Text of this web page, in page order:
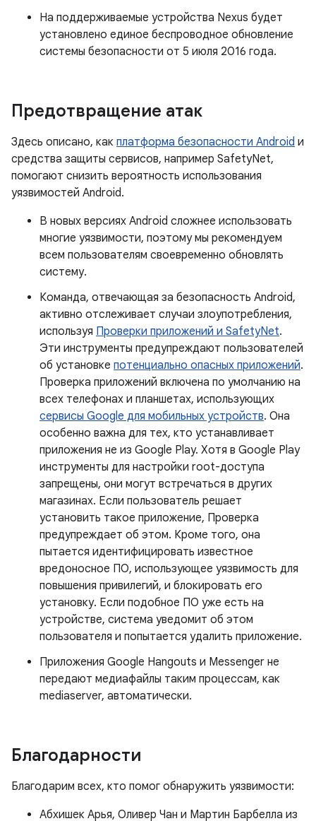
На поддерживаемые устройства Nexus будет
установлено единое беспроводное обновление
системы безопасности от 5 июля 2016 года.
Предотвращение атак
Здесь описано, как платформа безопасности Android и
средства защиты сервисов, например SafetyNet,
помогают снизить вероятность использования
уязвимостей Android.
В новых версиях Android сложнее использовать
многие уязвимости, поэтому мы рекомендуем
всем пользователям своевременно обновлять
систему.
Команда, отвечающая за безопасность Android,
активно отслеживает случаи злоупотребления,
используя Проверки приложений и SafetyNet.
Эти инструменты предупреждают пользователей
об установке потенциально опасных приложений.
Проверка приложений включена по умолчанию на
всех телефонах и планшетах, использующих
сервисы Google для мобильных устройств. Она
особенно важна для тех, кто устанавливает
приложения не из Google Play. Хотя в Google Play
инструменты для настройки root-доступа
запрещены, они могут встречаться в других
магазинах. Если пользователь решает
установить такое приложение, Проверка
предупреждает об этом. Кроме того, она
пытается идентифицировать известное
вредоносное ПО, использующее уязвимость для
повышения привилегий, и блокировать его
установку. Если подобное ПО уже есть на
устройстве, система уведомит об этом
пользователя и попытается удалить приложение.
Приложения Google Hangouts и Messenger не
передают медиафайлы таким процессам, как
mediaserver, автоматически.
Благодарности
Благодарим всех, кто помог обнаружить уязвимости:
Абхишек Арья, Оливер Чан и Мартин Барбелла из